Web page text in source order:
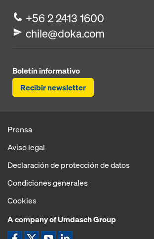
+56 2 2413 1600
chile@doka.com
Boletín informativo
Recibir newsletter
Prensa
Aviso legal
Declaración de protección de datos
Condiciones generales
Cookies
A company of Umdasch Group